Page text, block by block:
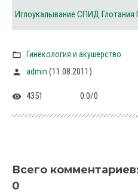
Иглоукалывание СПИД Глотания
Гинекология и акушерство
admin (11.08.2011)
4351 0.0/0
Всего комментариев
0